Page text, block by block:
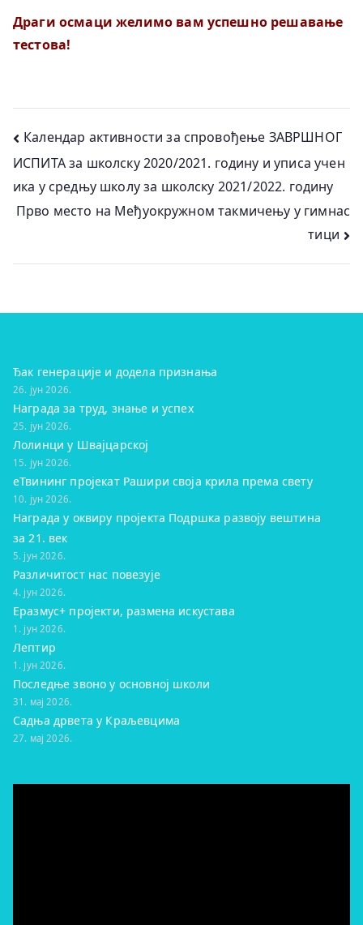
Драги осмаци желимо вам успешно решавање
тестова!
Кретање
чланка
Календар активности за спровођење ЗАВРШНОГ
ИСПИТА за школску 2020/2021. годину и уписа учен
ика у средњу школу за школску 2021/2022. годину
Прво место на Међуокружном такмичењу у гимнас
тици
Ђак генерације и додела признања
26. јун 2026.
Награда за труд, знање и успех
25. јун 2026.
Лолинци у Швајцарској
15. јун 2026.
eТвининг пројекат Рашири своја крила према свету
10. јун 2026.
Награда у оквиру пројекта Подршка развоју вештина
за 21. век
5. јун 2026.
Различитост нас повезује
4. јун 2026.
Еразмус+ пројекти, размена искустава
1. јун 2026.
Лептир
1. јун 2026.
Последње звоно у основној школи
31. мај 2026.
Садња дрвета у Краљевцима
27. мај 2026.